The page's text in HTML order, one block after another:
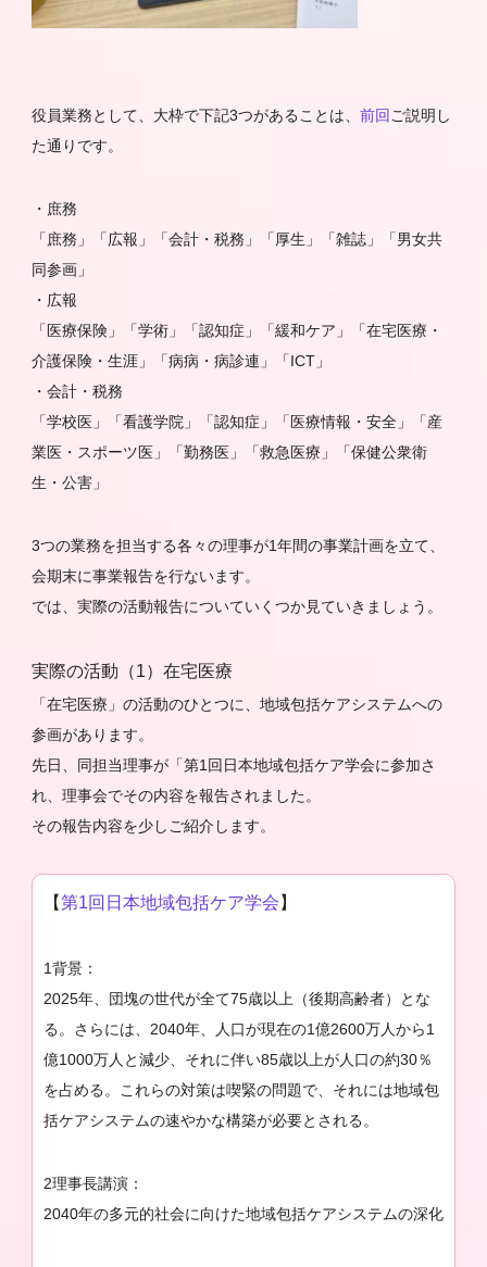
役員業務として、大枠で下記3つがあることは、 前回 ご説明し
た通りです。
・庶務
「庶務」「広報」「会計・税務」「厚生」「雑誌」「男女共
同参画」
・広報
「医療保険」「学術」「認知症」「緩和ケア」「在宅医療・
介護保険・生涯」「病病・病診連」「ICT」
・会計・税務
「学校医」「看護学院」「認知症」「医療情報・安全」「産
業医・スポーツ医」「勤務医」「救急医療」「保健公衆衛
生・公害」
3つの業務を担当する各々の理事が1年間の事業計画を立て、
会期末に事業報告を行ないます。
では、実際の活動報告についていくつか見ていきましょう。
実際の活動（1）在宅医療
「在宅医療」の活動のひとつに、地域包括ケアシステムへの
参画があります。
先日、同担当理事が「第1回日本地域包括ケア学会に参加さ
れ、理事会でその内容を報告されました。
その報告内容を少しご紹介します。
【第1回日本地域包括ケア学会 】
1背景：
2025年、団塊の世代が全て75歳以上（後期高齢者）とな
る。さらには、2040年、人口が現在の1億2600万人から1
億1000万人と減少、それに伴い85歳以上が人口の約30％
を占める。これらの対策は喫緊の問題で、それには地域包
括ケアシステムの速やかな構築が必要とされる。
2理事長講演：
2040年の多元的社会に向けた地域包括ケアシステムの深化